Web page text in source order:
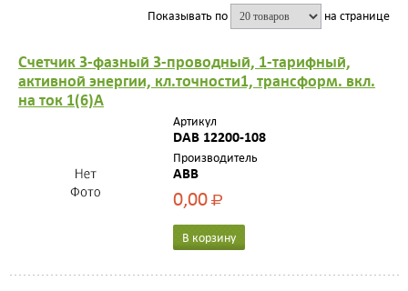
Показывать по
на странице
Счетчик 3-фазный 3-проводный, 1-тарифный,
активной энергии, кл.точности1, трансформ. вкл.
на ток 1(6)А
Артикул
DAB 12200-108
Производитель
ABB
0,00Р
В корзину